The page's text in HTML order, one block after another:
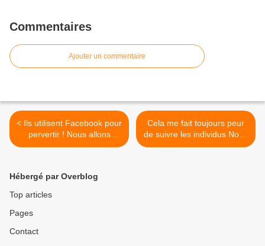
Commentaires
Ajouter un commentaire
< Ils utilisent Facebook pour
pervertir ! Nous allons
l'utiliser pour se repentir,
Cela me fait toujours peur
de suivre les individus Nous
avons besoin >
Hébergé par Overblog
Top articles
Pages
Contact